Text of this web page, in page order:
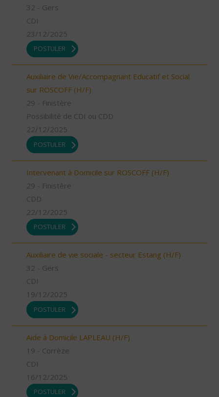
32 - Gers
CDI
23/12/2025
POSTULER
Auxiliaire de Vie/Accompagnant Educatif et Social
sur ROSCOFF (H/F)
29 - Finistère
Possibilité de CDI ou CDD
22/12/2025
POSTULER
Intervenant à Domicile sur ROSCOFF (H/F)
29 - Finistère
CDD
22/12/2025
POSTULER
Auxiliaire de vie sociale - secteur Estang (H/F)
32 - Gers
CDI
19/12/2025
POSTULER
Aide à Domicile LAPLEAU (H/F)
19 - Corrèze
CDI
16/12/2025
POSTULER